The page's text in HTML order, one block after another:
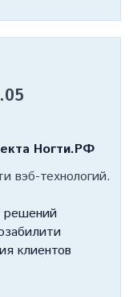
Ногти.РФ
вэб-технологий.
решений
клиентов